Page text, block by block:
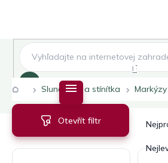
DomůSlunečníky a stínítka Markýzy
a
e
Otevřít filtr
V
p
i